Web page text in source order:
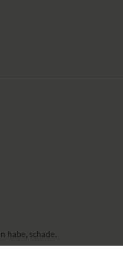
habe, schade.